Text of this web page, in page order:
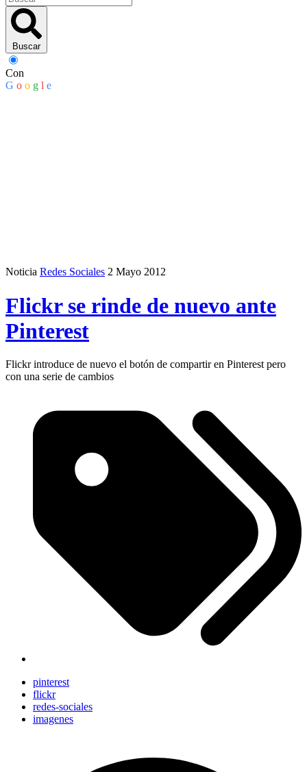
Buscar
Con
G o o g l e
Noticia Redes Sociales 2 Mayo 2012
Flickr se rinde de nuevo ante
Pinterest
Flickr introduce de nuevo el botón de compartir en Pinterest pero
con una serie de cambios
pinterest
flickr
redes-sociales
imagenes